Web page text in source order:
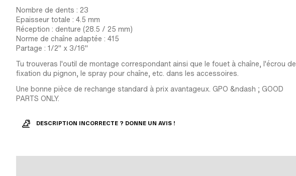
Nombre de dents : 23
Epaisseur totale : 4.5 mm
Réception : denture (28.5 / 25 mm)
Norme de chaîne adaptée : 415
Partage : 1/2" x 3/16"
Tu trouveras l'outil de montage correspondant ainsi que le fouet à chaîne, l'écrou de
fixation du pignon, le spray pour chaîne, etc. dans les accessoires.
Une bonne pièce de rechange standard à prix avantageux. GPO &ndash ; GOOD
PARTS ONLY.
DESCRIPTION INCORRECTE ? DONNE UN AVIS !